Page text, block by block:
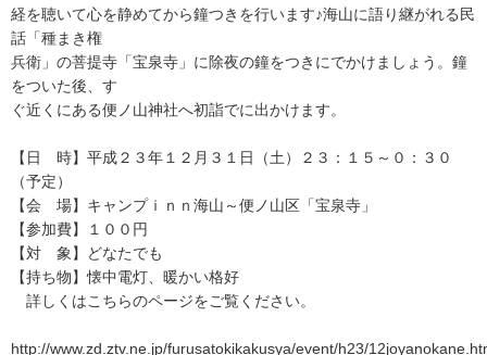
経を聴いて心を静めてから鐘つきを行います♪海山に語り継がれる民
話「種まき権
兵衛」の菩提寺「宝泉寺」に除夜の鐘をつきにでかけましょう。鐘
をついた後、す
ぐ近くにある便ノ山神社へ初詣でに出かけます。
【日 時】平成２３年１２月３１日（土）２３：１５～０：３０
（予定）
【会 場】キャンプｉｎｎ海山～便ノ山区「宝泉寺」
【参加費】１００円
【対 象】どなたでも
【持ち物】懐中電灯、暖かい格好
詳しくはこちらのページをご覧ください。
http://www.zd.ztv.ne.jp/furusatokikakusya/event/h23/